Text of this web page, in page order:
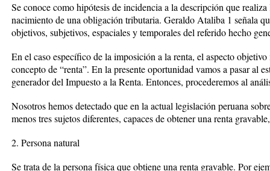
Se conoce como hipótesis de incidencia a la descripción que
nacimiento de una obligación tributaria. Geraldo Ataliba 1 señala
objetivos, subjetivos, espaciales y temporales del referido hecho
En el caso específico de la imposición a la renta, el aspecto
concepto de “renta”. En la presente oportunidad vamos a pasar al
generador del Impuesto a la Renta. Entonces, procederemos al
Nosotros hemos detectado que en la actual legislación peruana
menos tres sujetos diferentes, capaces de obtener una renta
2. Persona natural
Se trata de la persona física que obtiene una renta gravable. Por